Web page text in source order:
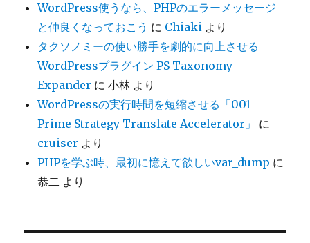
WordPress使うなら、PHPのエラーメッセージ
と仲良くなっておこう に Chiaki より
タクソノミーの使い勝手を劇的に向上させる
WordPressプラグイン PS Taxonomy
Expander に小林 より
WordPressの実行時間を短縮させる「001
Prime Strategy Translate Accelerator」
に
cruiser より
PHPを学ぶ時、最初に憶えて欲しいvar_dump に
恭二 より